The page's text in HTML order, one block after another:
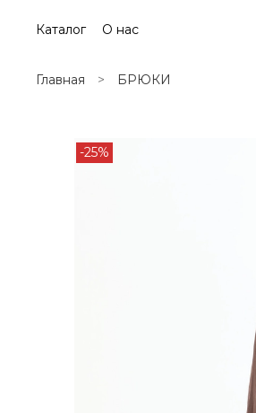
Каталог О нас
Главная БРЮКИ
-25%